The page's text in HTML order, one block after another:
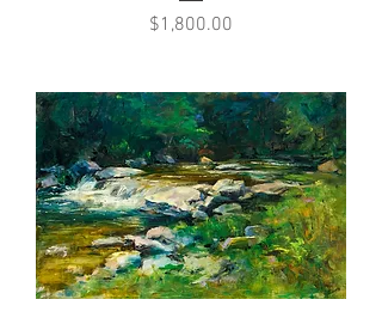
Price
$1,800.00